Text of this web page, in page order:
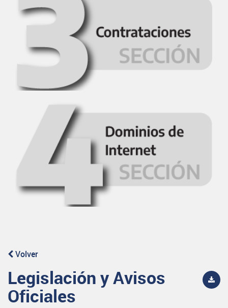
Volver
Legislación y Avisos
Oficiales